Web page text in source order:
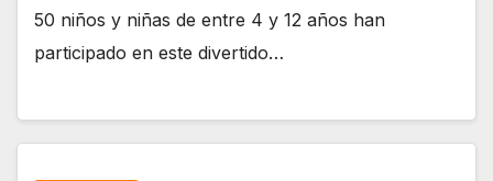
50 niños y niñas de entre 4 y 12 años han
participado en este divertido…